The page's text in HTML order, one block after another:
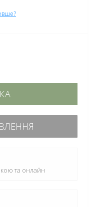
та онлайн